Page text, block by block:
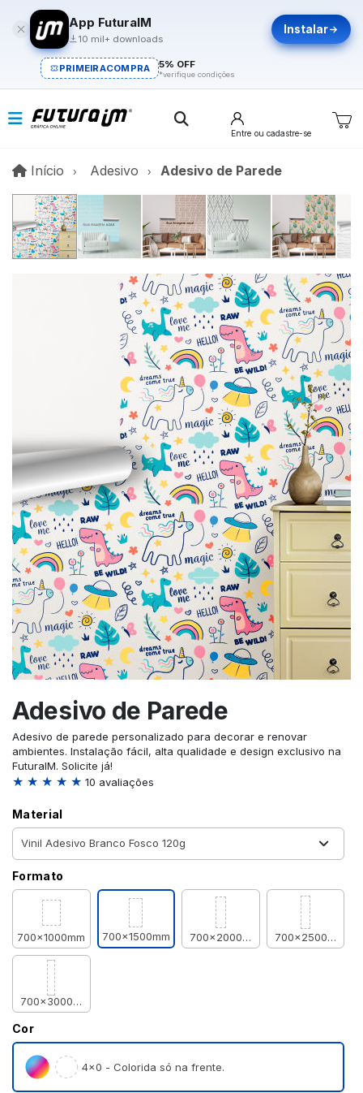
App FuturaIM
10 mil+ downloads
Instalar
PRIMEIRACOMPRA 5% OFF
*verifique condições
Entre ou cadastre-se
Início InícioAdesivo Adesivo de Parede
Adesivo de Parede
Adesivo de parede personalizado para decorar e renovar
ambientes. Instalação fácil, alta qualidade e design exclusivo na
FuturaIM. Solicite já!
★ ★ ★ ★ ★ 10 avaliações
Material
Formato
700x1000mm 700x1500mm 700x2000mm 700x2500mm
700x3000mm
Cor
4×0 - Colorida só na frente.